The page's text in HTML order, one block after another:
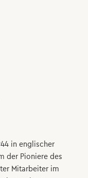
in englischer
der Pioniere des
Mitarbeiter im